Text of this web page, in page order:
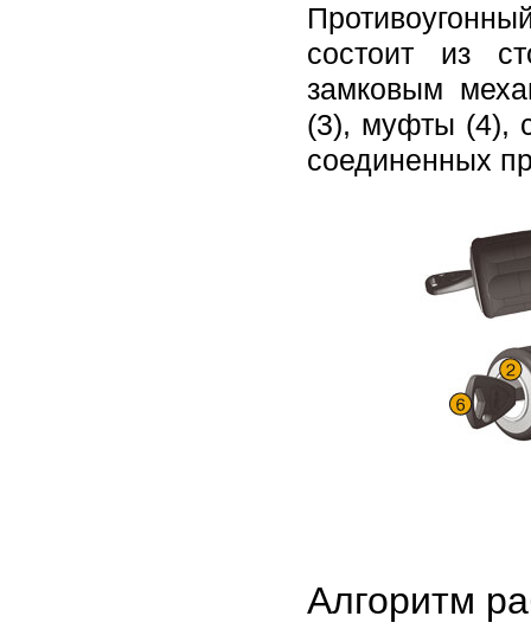
состоит из
замковым
(3), муфты (4),
соединенных
Алгоритм